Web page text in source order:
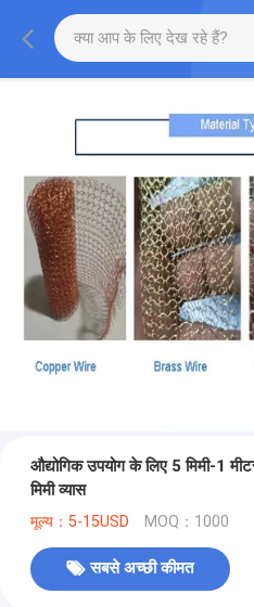
औद्योगिक उपयोग के लिए 5 मिमी-1
मिमी व्यास
मूल्य：5-15USD MOQ：1000
सबसे अच्छी कीमत